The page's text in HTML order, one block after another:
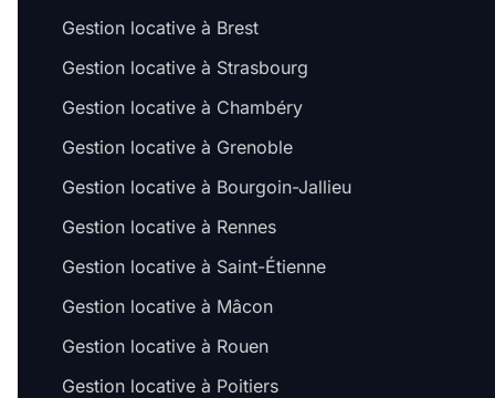
Gestion locative à Brest
Gestion locative à Strasbourg
Gestion locative à Chambéry
Gestion locative à Grenoble
Gestion locative à Bourgoin-Jallieu
Gestion locative à Rennes
Gestion locative à Saint-Étienne
Gestion locative à Mâcon
Gestion locative à Rouen
Gestion locative à Poitiers